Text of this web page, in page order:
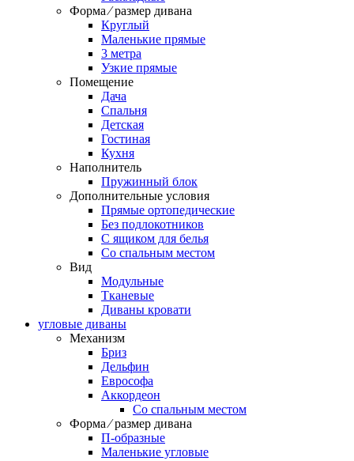
Форма ⁄ размер дивана
Круглый
Маленькие прямые
3 метра
Узкие прямые
Помещение
Дача
Спальня
Детская
Гостиная
Кухня
Наполнитель
Пружинный блок
Дополнительные условия
Прямые ортопедические
Без подлокотников
С ящиком для белья
Со спальным местом
Вид
Модульные
Тканевые
Диваны кровати
угловые диваны
Механизм
Бриз
Дельфин
Еврософа
Аккордеон
Со спальным местом
Форма ⁄ размер дивана
П-образные
Маленькие угловые